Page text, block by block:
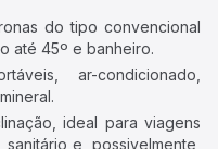
do tipo convencional
até 45º e banheiro.
ar-condicionado,
ideal para viagens
e, possivelmente,